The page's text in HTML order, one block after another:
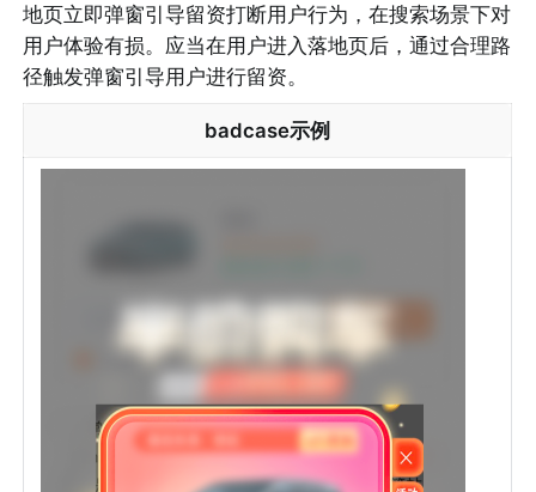
地页立即弹窗引导留资打断用户行为，在搜索场景下对
用户体验有损。应当在用户进入落地页后，通过合理路
径触发弹窗引导用户进行留资。
badcase示例